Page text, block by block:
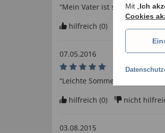
“Mein Vater ist sehr zufrieden”
hilfreich (0)
07.05.2016
“Leichte Sommerjacke,
hilfreich (0) nicht
03.08.2015
Mit „ Ich
Cookies